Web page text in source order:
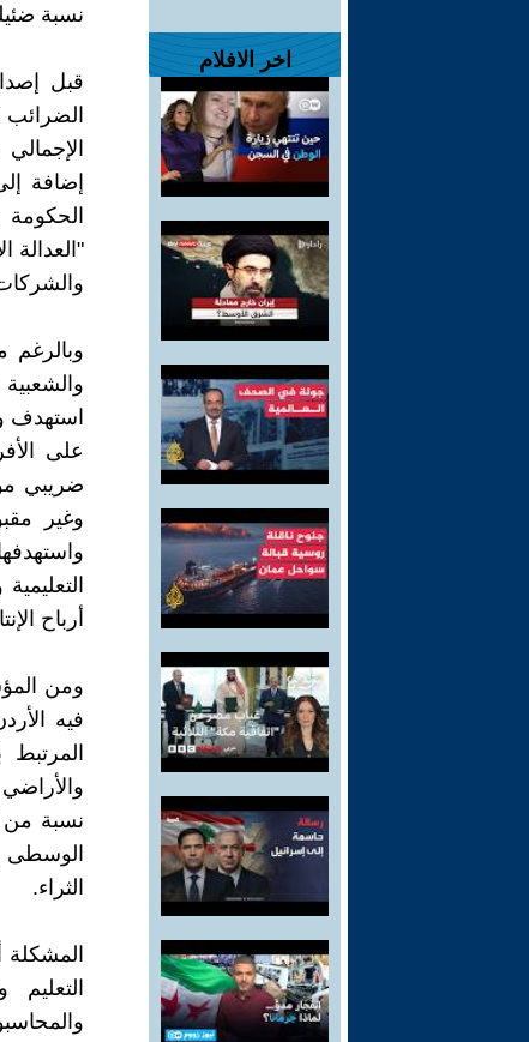
اخر الافلام
نسبة
قبل
إضافة
وبالرغم
استهدف
على
وغير
أرباح
ومن
فيه
نسبة من
الوسطى
الثراء.